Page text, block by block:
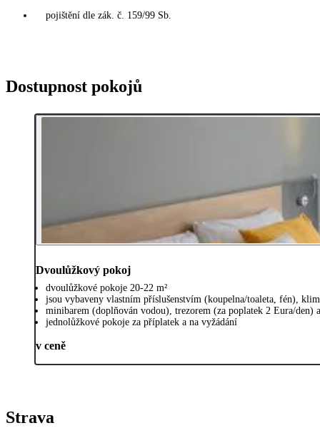
pojištění dle zák. č. 159/99 Sb.
Dostupnost pokojů
Dvoulůžkový pokoj
dvoulůžkové pokoje 20-22 m²
jsou vybaveny vlastním příslušenstvím (koupelna/toaleta, fén),
minibarem (doplňován vodou), trezorem (za poplatek 2 Eura/den)
jednolůžkové pokoje za příplatek a na vyžádání
v ceně
Strava